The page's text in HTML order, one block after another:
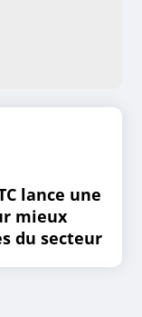
lance une
mieux
du secteur